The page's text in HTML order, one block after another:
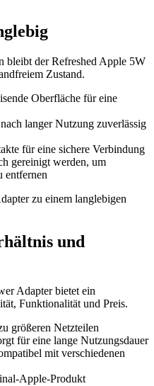
bleibt der Refreshed Apple 5W
Zustand.
Oberfläche für eine
langer Nutzung zuverlässig
für eine sichere Verbindung
gereinigt werden, um
entfernen
zu einem langlebigen
und
Adapter bietet ein
Funktionalität und Preis.
größeren Netzteilen
für eine lange Nutzungsdauer
mit verschiedenen
Apple-Produkt